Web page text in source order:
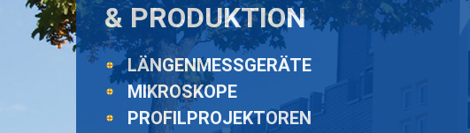
& PRODUKTION
LÄNGENMESSGERÄTE
MIKROSKOPE
PROFILPROJEKTOREN